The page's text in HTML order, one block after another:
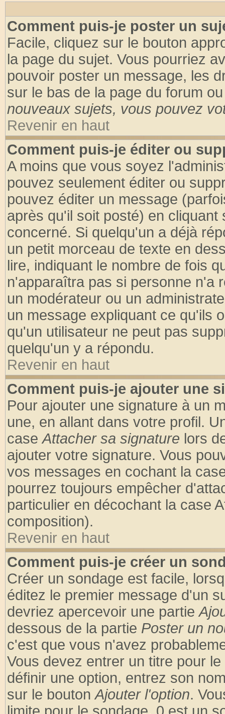
Comment puis-je poster un
Facile, cliquez sur le bouton
la page du sujet. Vous pourriez
pouvoir poster un message, les
sur le bas de la page du forum
nouveaux sujets, vous pouvez
Revenir en haut
Comment puis-je éditer ou
A moins que vous soyez
pouvez seulement éditer ou
pouvez éditer un message
après qu'il soit posté) en
concerné. Si quelqu'un a déjà
un petit morceau de texte en
lire, indiquant le nombre de fois
n'apparaîtra pas si personne n'a
un modérateur ou un
un message expliquant ce qu'ils
qu'un utilisateur ne peut pas
quelqu'un y a répondu.
Revenir en haut
Comment puis-je ajouter une
Pour ajouter une signature à un
une, en allant dans votre profil.
caseAttacher sa signature lors
ajouter votre signature. Vous
vos messages en cochant la
pourrez toujours empêcher
particulier en décochant la case
composition).
Revenir en haut
Comment puis-je créer un
Créer un sondage est facile,
éditez le premier message d'un
devriez apercevoir une partie
dessous de la partie Poster un
c'est que vous n'avez
Vous devez entrer un titre pour
définir une option, entrez son
sur le boutonAjouter l'option.